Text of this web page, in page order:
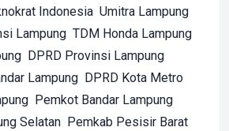
Indonesia Umitra Lampung
Lampung TDM Honda Lampung
DPRD Provinsi Lampung
Lampung DPRD Kota Metro
Pemkot Bandar Lampung
Selatan Pemkab Pesisir Barat